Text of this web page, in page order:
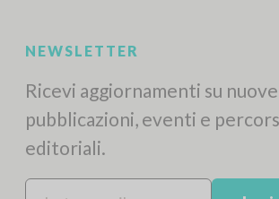
NEWSLETTER
Ricevi aggiornamenti su nuove